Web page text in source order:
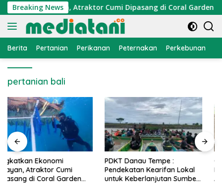
Langsung
ke
konten
Breaking News
Nelayan, Atraktor Cumi Dipasang di Coral Garden
Berita Pertanian Perikanan Peternakan Perkebunan
pertanian bali
PDKT Danau Tempe :
Pendekatan Kearifan Lokal
untuk Keberlanjutan Sumber
Cara Mengatasi Penyakit
PMK pada Sapi Perah Secara
Alami dan Medis